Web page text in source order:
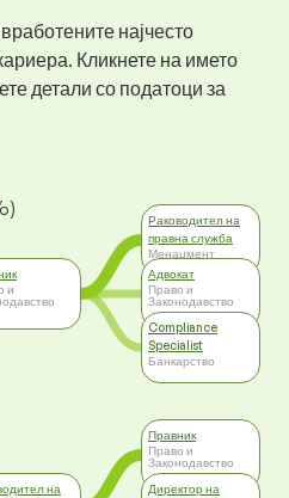
најчесто
Кликнете на името
детали со податоци за
и
на
Раководител на
правна служба
Менаџмент
Адвокат
Право и
Законодавство
Compliance
Specialist
Банкарство
Правник
Право и
Законодавство
Директор на